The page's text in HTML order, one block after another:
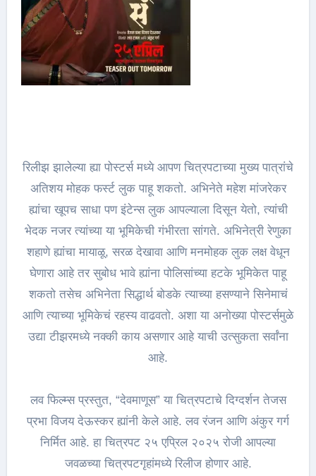
रिलीझ झालेल्या ह्या पोस्टर्स मध्ये आपण चित्रपटाच्या मुख्य पात्रांचे
अतिशय मोहक फर्स्ट लुक पाहू शकतो. अभिनेते महेश मांजरेकर
ह्यांचा खूपच साधा पण इंटेन्स लुक आपल्याला दिसून येतो, त्यांची
भेदक नजर त्यांच्या या भूमिकेची गंभीरता सांगते. अभिनेत्री रेणुका
शहाणे ह्यांचा मायाळू, सरळ देखावा आणि मनमोहक लुक लक्ष वेधून
घेणारा आहे तर सुबोध भावे ह्यांना पोलिसांच्या हटके भूमिकेत पाहू
शकतो तसेच अभिनेता सिद्धार्थ बोडके त्याच्या हसण्याने सिनेमाचं
आणि त्याच्या भूमिकेचं रहस्य वाढवतो. अशा या अनोख्या पोस्टर्समुळे
उद्या टीझरमध्ये नक्की काय असणार आहे याची उत्सुकता सर्वांना
आहे.
लव फिल्म्स प्रस्तुत, “देवमाणूस” या चित्रपटाचे दिग्दर्शन तेजस
प्रभा विजय देऊस्कर ह्यांनी केले आहे. लव रंजन आणि अंकुर गर्ग
निर्मित आहे. हा चित्रपट २५ एप्रिल २०२५ रोजी आपल्या
जवळच्या चित्रपटगृहांमध्ये रिलीज होणार आहे.